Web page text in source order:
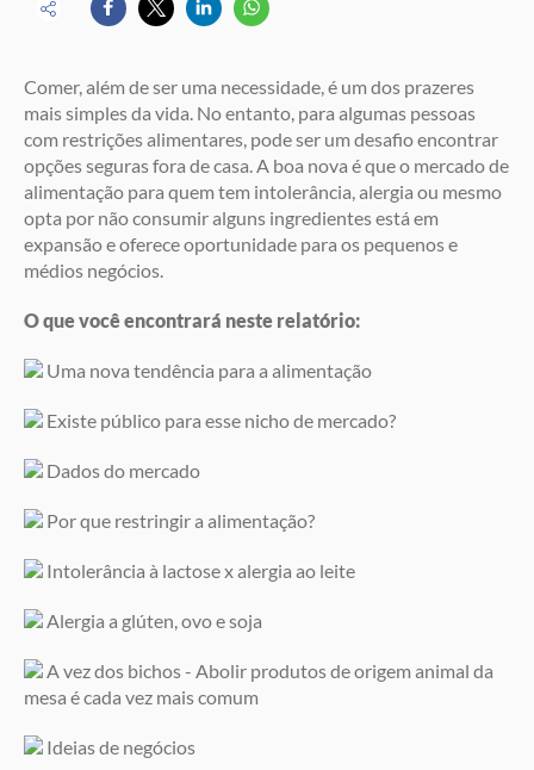
Comer, além de ser uma necessidade, é um dos prazeres
mais simples da vida. No entanto, para algumas pessoas
com restrições alimentares, pode ser um desafio encontrar
opções seguras fora de casa. A boa nova é que o mercado de
alimentação para quem tem intolerância, alergia ou mesmo
opta por não consumir alguns ingredientes está em
expansão e oferece oportunidade para os pequenos e
médios negócios.
O que você encontrará neste relatório:
Uma nova tendência para a alimentação
Existe público para esse nicho de mercado?
Dados do mercado
Por que restringir a alimentação?
Intolerância à lactose x alergia ao leite
Alergia a glúten, ovo e soja
A vez dos bichos - Abolir produtos de origem animal da
mesa é cada vez mais comum
Ideias de negócios